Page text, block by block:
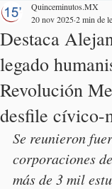
Destaca
legado
Revolución
desfile cívico-
Quinceminutos.MX
20 nov 20252 min de
Se reunieron
corporaciones
más de 3 mil